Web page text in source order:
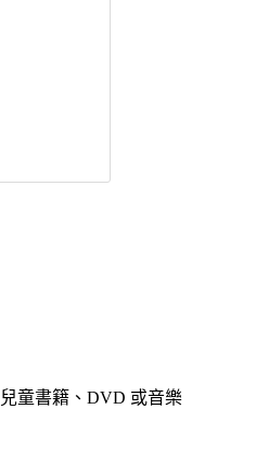
童書籍、DVD 或音樂